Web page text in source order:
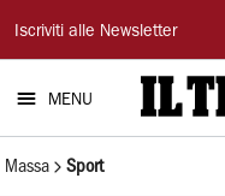
Il
Tirreno
Iscriviti alle Newsletter
MENU
Massa Sport